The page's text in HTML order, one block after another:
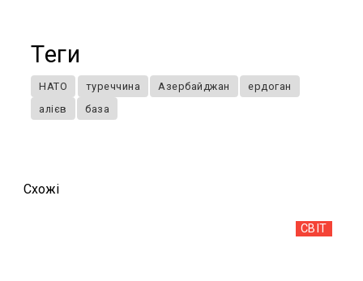
Теги
НАТО туреччина Азербайджан
ердоган
алієв
база
Схожi
СВІТ